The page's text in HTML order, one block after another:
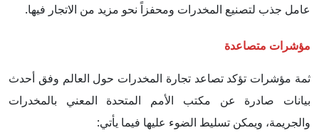
عامل جذب لتصنيع المخدرات ومحفزاً نحو مزيد من الاتجار فيها.
مؤشرات متصاعدة
ثمة مؤشرات تؤكد تصاعد تجارة المخدرات حول العالم وفق أحدث
بيانات صادرة عن مكتب الأمم المتحدة المعني بالمخدرات
والجريمة، ويمكن تسليط الضوء عليها فيما يأتي: